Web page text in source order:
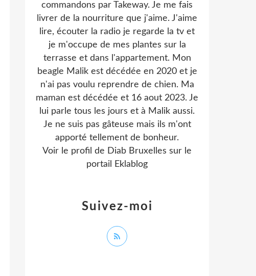
Suivez-moi
commandons par Takeway. Je me fais
livrer de la nourriture que j'aime. J'aime
lire, écouter la radio je regarde la tv et
je m'occupe de mes plantes sur la
terrasse et dans l'appartement. Mon
beagle Malik est décédée en 2020 et je
n'ai pas voulu reprendre de chien. Ma
maman est décédée et 16 aout 2023. Je
lui parle tous les jours et à Malik aussi.
Je ne suis pas gâteuse mais ils m'ont
apporté tellement de bonheur.
Voir le profil de Diab Bruxelles sur le
portail Eklablog